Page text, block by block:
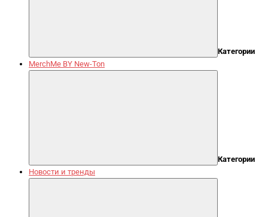
Категории
MerchMe BY New-Ton
Категории
Новости и тренды